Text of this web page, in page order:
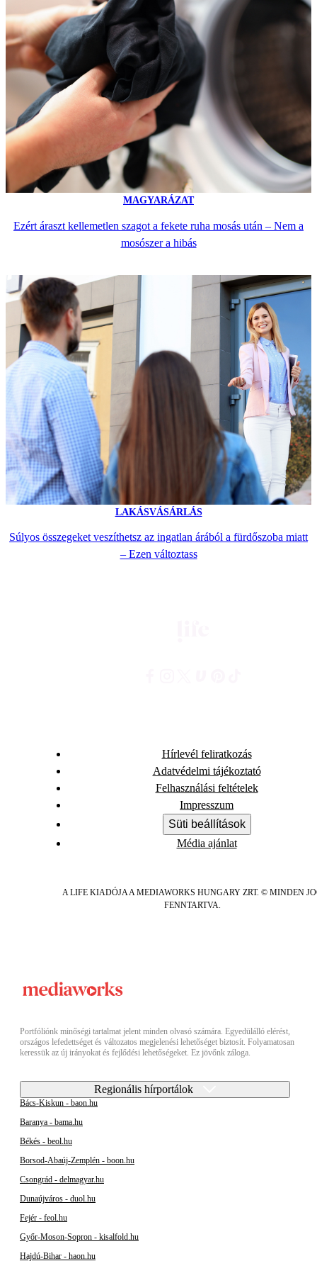
MAGYARÁZAT
Ezért áraszt kellemetlen szagot a fekete ruha mosás után – Nem a
mosószer a hibás
LAKÁSVÁSÁRLÁS
Súlyos összegeket veszíthetsz az ingatlan árából a fürdőszoba miatt
– Ezen változtass
Hírlevél feliratkozás
Adatvédelmi tájékoztató
Felhasználási feltételek
Impresszum
Süti beállítások
Média ajánlat
A LIFE KIADÓJA A MEDIAWORKS HUNGARY ZRT. © MINDEN
FENNTARTVA.
Portfóliónk minőségi tartalmat jelent minden olvasó számára. Egyedülálló elérést,
országos lefedettséget és változatos megjelenési lehetőséget biztosít. Folyamatosan
keressük az új irányokat és fejlődési lehetőségeket. Ez jövőnk záloga.
Regionális hírportálok
Bács-Kiskun - baon.hu
Baranya - bama.hu
Békés - beol.hu
Borsod-Abaúj-Zemplén - boon.hu
Csongrád - delmagyar.hu
Dunaújváros - duol.hu
Fejér - feol.hu
Győr-Moson-Sopron - kisalfold.hu
Hajdú-Bihar - haon.hu